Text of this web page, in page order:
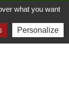
what you want
Personalize